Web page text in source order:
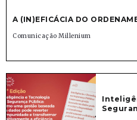
A (IN)EFICÁCIA DO
Comunicação Millenium